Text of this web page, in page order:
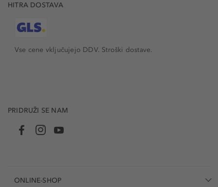
HITRA DOSTAVA
Vse cene vključujejo DDV. Stroški dostave.
PRIDRUŽI SE NAM
ONLINE-SHOP